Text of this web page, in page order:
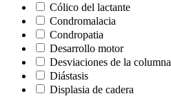
Cólico del lactante
Condromalacia
Condropatia
Desarrollo motor
Desviaciones de la columna
Diástasis
Displasia de cadera